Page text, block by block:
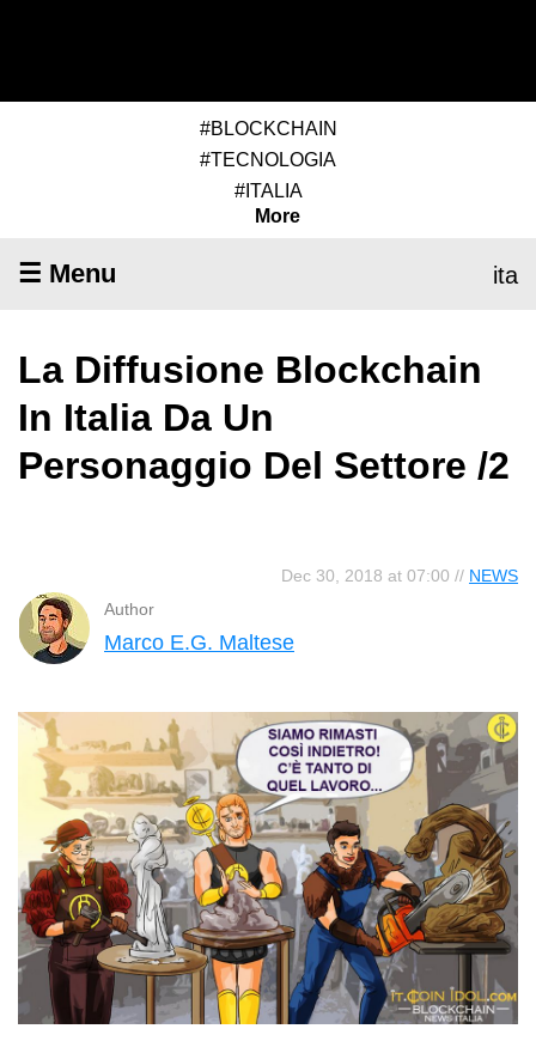
#BLOCKCHAIN
#TECNOLOGIA
#ITALIA
More
☰ Menu ita
La Diffusione Blockchain
In Italia Da Un
Personaggio Del Settore /2
Dec 30, 2018 at 07:00 // NEWS
Author
Marco E.G. Maltese